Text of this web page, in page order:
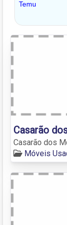
Casarão
Casarão dos
Móveis